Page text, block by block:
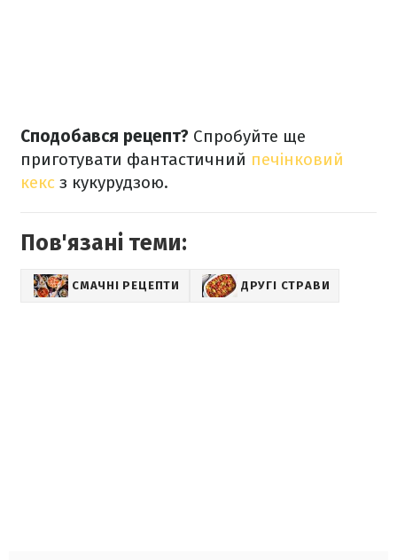
Сподобався рецепт? Спробуйте ще
приготувати фантастичний печінковий
кекс з кукурудзою.
Пов'язані теми:
СМАЧНІ РЕЦЕПТИ ДРУГІ СТРАВИ